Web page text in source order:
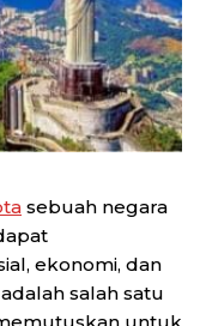
sebuah negara
ekonomi, dan
salah satu